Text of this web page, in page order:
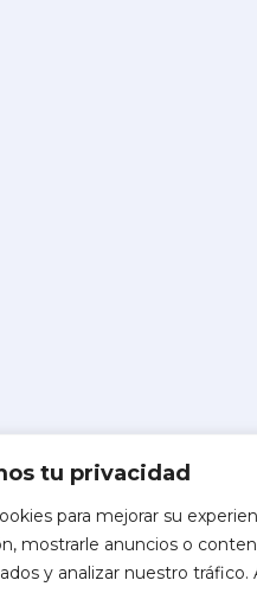
tu privacidad
para mejorar su
mostrarle anuncios o
y analizar nuestro tráfico.